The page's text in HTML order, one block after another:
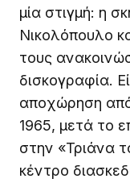
μία στιγμή: η
Νικολόπουλο
τους
δισκογραφία.
αποχώρηση
1965, μετά το
στην «Τριάνα
κέντρο